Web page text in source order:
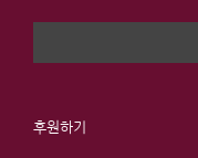
후원하기